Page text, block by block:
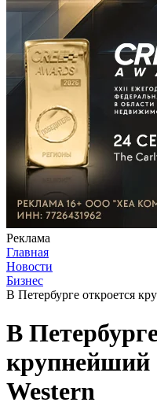
Реклама
Главная
Новости
Бизнес
В Петербурге откроется
В
крупнейший
Western